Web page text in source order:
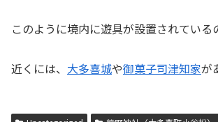
このように境内に遊具が設置されている
近くには、 大多喜城や御菓子司津知家が